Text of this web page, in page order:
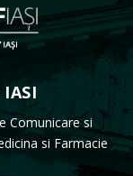
IASI
Comunicare si
si Farmacie